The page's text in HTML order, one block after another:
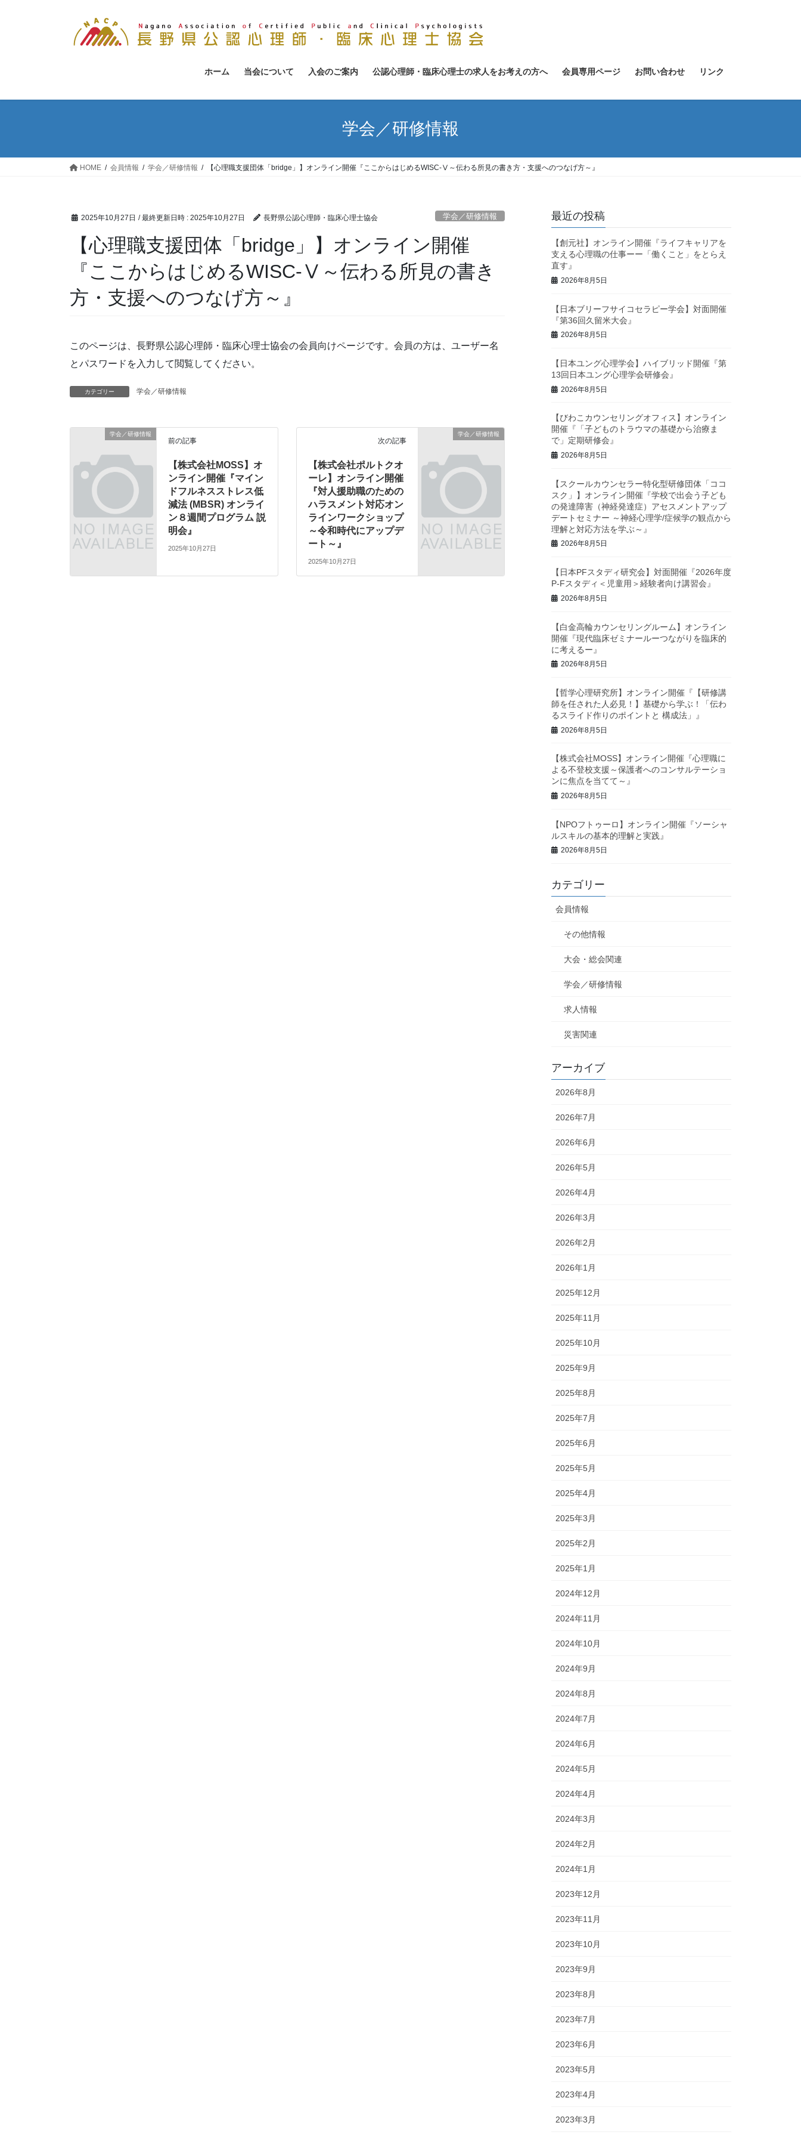
ホーム 当会について 入会のご案内 公認心理師・臨床心理士の求人をお考えの方へ 会員専用ページ お問い合わせ リンク
学会／研修情報
HOME 会員情報 学会／研修情報 【心理職支援団体「bridge」】オンライン開催『ここからはじめるWISC-Ⅴ～伝わる所見の書き方・支援へのつなげ方～』
2025年10月27日 / 最終更新日時 : 2025年10月27日 長野県公認心理師・臨床心理士協会 学会／研修情報
【心理職支援団体「bridge」】オンライン開催
『ここからはじめるWISC-Ⅴ～伝わる所見の書き
方・支援へのつなげ方～』
このページは、長野県公認心理師・臨床心理士協会の会員向けページです。会員の方は、ユーザー名
とパスワードを入力して閲覧してください。
カテゴリー 学会／研修情報
学会／研修情報
前の記事
【株式会社MOSS】オ
ンライン開催『マイン
ドフルネスストレス低
減法 (MBSR) オンライ
ン８週間プログラム 説
明会』
2025年10月27日
学会／研修情報
次の記事
【株式会社ポルトクオ
ーレ】オンライン開催
『対人援助職のための
ハラスメント対応オン
ラインワークショップ
～令和時代にアップデ
ート～』
2025年10月27日
最近の投稿
【創元社】オンライン開催『ライフキャリアを
支える心理職の仕事ーー「働くこと」をとらえ
直す』
2026年8月5日
【日本ブリーフサイコセラピー学会】対面開催
『第36回久留米大会』
2026年8月5日
【日本ユング心理学会】ハイブリッド開催『第
13回日本ユング心理学会研修会』
2026年8月5日
【びわこカウンセリングオフィス】オンライン
開催『「子どものトラウマの基礎から治療ま
で」定期研修会』
2026年8月5日
【スクールカウンセラー特化型研修団体「ココ
スク」】オンライン開催『学校で出会う子ども
の発達障害（神経発達症）アセスメントアップ
デートセミナー ～神経心理学/症候学の観点から
理解と対応方法を学ぶ～』
2026年8月5日
【日本PFスタディ研究会】対面開催『2026年度
P-Fスタディ＜児童用＞経験者向け講習会』
2026年8月5日
【白金高輪カウンセリングルーム】オンライン
開催『現代臨床ゼミナールーつながりを臨床的
に考えるー』
2026年8月5日
【哲学心理研究所】オンライン開催『【研修講
師を任された人必見！】基礎から学ぶ！「伝わ
るスライド作りのポイントと 構成法」』
2026年8月5日
【株式会社MOSS】オンライン開催『心理職に
よる不登校支援～保護者へのコンサルテーショ
ンに焦点を当てて～』
2026年8月5日
【NPOフトゥーロ】オンライン開催『ソーシャ
ルスキルの基本的理解と実践』
2026年8月5日
カテゴリー
会員情報
その他情報
大会・総会関連
学会／研修情報
求人情報
災害関連
アーカイブ
2026年8月
2026年7月
2026年6月
2026年5月
2026年4月
2026年3月
2026年2月
2026年1月
2025年12月
2025年11月
2025年10月
2025年9月
2025年8月
2025年7月
2025年6月
2025年5月
2025年4月
2025年3月
2025年2月
2025年1月
2024年12月
2024年11月
2024年10月
2024年9月
2024年8月
2024年7月
2024年6月
2024年5月
2024年4月
2024年3月
2024年2月
2024年1月
2023年12月
2023年11月
2023年10月
2023年9月
2023年8月
2023年7月
2023年6月
2023年5月
2023年4月
2023年3月